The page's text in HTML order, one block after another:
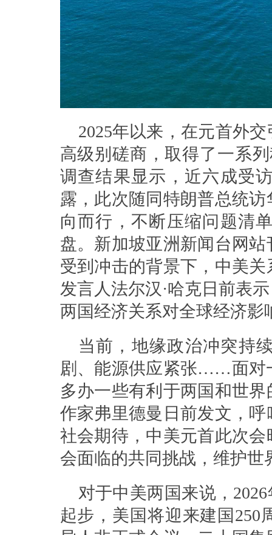
2025年以来，在元首外
高级别磋商，取得了一系
调查结果显示，近六成受
露，此次随同特朗普总统
向而行，不断压缩问题清
盘。新加坡亚洲新闻台网
受到冲击的背景下，中美
发言人法尔汉·哈克日前表
两国经济关系对全球经济影
当前，地缘政治冲突持
剧、能源供应紧张……面对
多办一些有利于两国和世
作家弗里德曼日前发文，
社会期待，中美元首此次
会面临的共同挑战，维护世
对于中美两国来说，
起步，美国将迎来建国250